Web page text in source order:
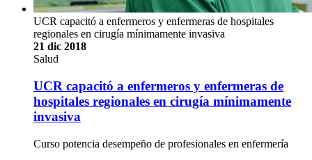
UCR capacitó a enfermeros y enfermeras de hospitales
regionales en cirugía mínimamente invasiva
21 dic 2018
Salud
UCR capacitó a enfermeros y enfermeras de
hospitales regionales en cirugía mínimamente
invasiva
Curso potencia desempeño de profesionales en enfermería